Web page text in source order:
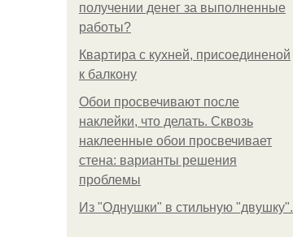
получении денег за выполненные
работы?
Квартира с кухней, присоединеной
к балкону
Обои просвечивают после
наклейки, что делать. Сквозь
наклеенные обои просвечивает
стена: варианты решения
проблемы
Из "Однушки" в стильную "двушку".